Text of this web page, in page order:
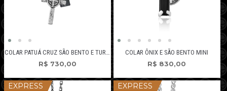
R$ 730,00
COLAR ÔNIX E SÃO BENTO MINI
R$ 830,00
EXPRESS EXPRESS